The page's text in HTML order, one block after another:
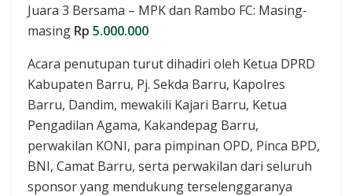
Juara 3 Bersama – MPK dan Rambo FC: Masing-
masing Rp 5.000.000
Acara penutupan turut dihadiri oleh Ketua DPRD
Kabupaten Barru, Pj. Sekda Barru, Kapolres
Barru, Dandim, mewakili Kajari Barru, Ketua
Pengadilan Agama, Kakandepag Barru,
perwakilan KONI, para pimpinan OPD, Pinca BPD,
BNI, Camat Barru, serta perwakilan dari seluruh
sponsor yang mendukung terselenggaranya